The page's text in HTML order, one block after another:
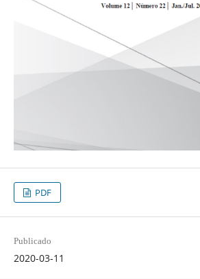
PDF
Publicado
2020-03-11